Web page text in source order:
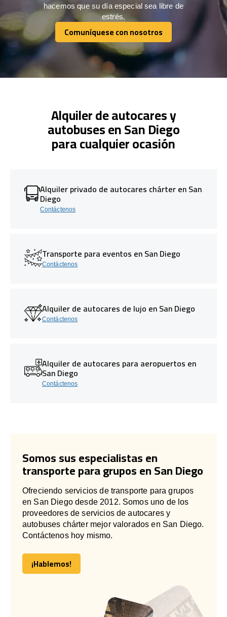
hacemos que su día especial sea libre de
estrés.
Comuníquese con nosotros
Comuníquese con nosotros
Alquiler de autocares y
autobuses en San Diego
para cualquier ocasión
Alquiler privado de autocares chárter en San
Diego
Contáctenos
Transporte para eventos en San Diego
Contáctenos
Alquiler de autocares de lujo en San Diego
Contáctenos
Alquiler de autocares para aeropuertos en
San Diego
Contáctenos
Somos sus especialistas en
transporte para grupos en San Diego
Ofreciendo servicios de transporte para grupos
en San Diego desde 2012. Somos uno de los
proveedores de servicios de autocares y
autobuses chárter mejor valorados en San Diego.
Contáctenos hoy mismo.
¡Hablemos!
¡Hablemos!